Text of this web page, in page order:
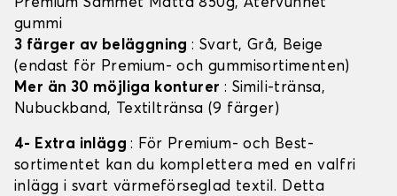
Premium Sammet Matta 850g, Återvunnet
gummi
3 färger av beläggning: Svart, Grå, Beige
(endast för Premium- och gummisortimenten)
Mer än 30 möjliga konturer : Simili-tränsa,
Nubuckband, Textiltränsa (9 färger)
4- Extra inlägg: För Premium- och Best-
sortimentet kan du komplettera med en valfri
inlägg i svart värmeförseglad textil. Detta